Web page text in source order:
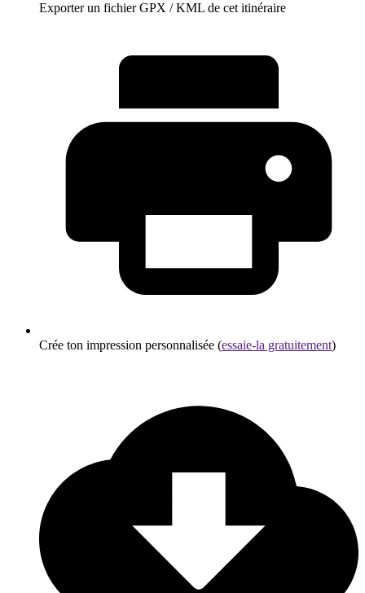
Exporter un fichier GPX / KML de cet itinéraire
Crée ton impression personnalisée (essaie-la gratuitement)